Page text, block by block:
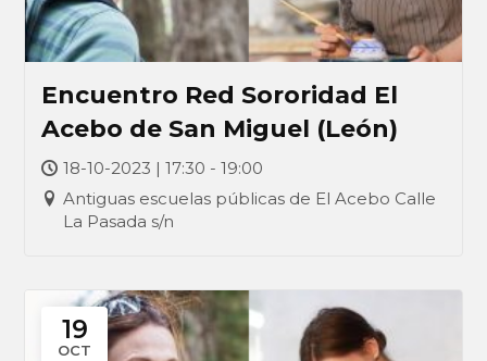
Encuentro Red Sororidad El
Acebo de San Miguel (León)
18-10-2023 | 17:30 - 19:00
Antiguas escuelas públicas de El Acebo Calle
La Pasada s/n
19
OCT